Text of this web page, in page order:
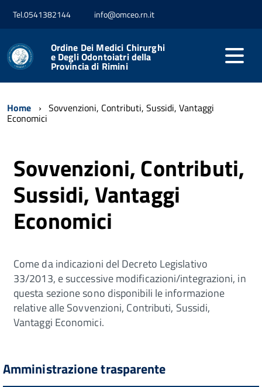
Tel.0541382144 info@omceo.rn.it
Ordine Dei Medici Chirurghi
e Degli Odontoiatri della
Provincia di Rimini
Home Sovvenzioni, Contributi, Sussidi, Vantaggi
Economici
Sovvenzioni, Contributi,
Sussidi, Vantaggi
Economici
Come da indicazioni del Decreto Legislativo
33/2013, e successive modificazioni/integrazioni, in
questa sezione sono disponibili le informazione
relative alle Sovvenzioni, Contributi, Sussidi,
Vantaggi Economici.
Amministrazione trasparente